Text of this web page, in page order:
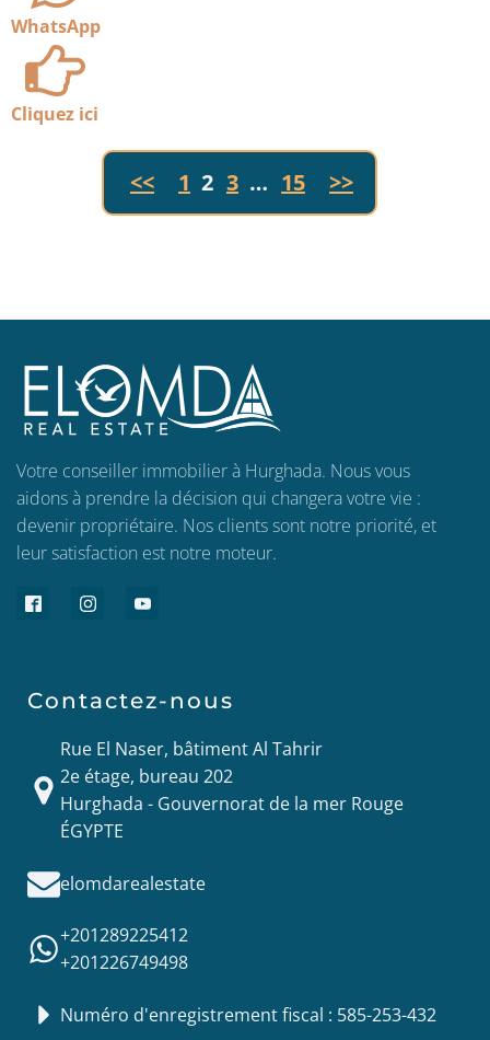
WhatsApp
Cliquez ici
<< 1 2 3 … 15 >>
Votre conseiller immobilier à Hurghada. Nous vous
aidons à prendre la décision qui changera votre vie :
devenir propriétaire. Nos clients sont notre priorité, et
leur satisfaction est notre moteur.
Contactez-nous
Rue El Naser, bâtiment Al Tahrir
2e étage, bureau 202
Hurghada - Gouvernorat de la mer Rouge
ÉGYPTE
elomdarealestate
+201289225412
+201226749498
Numéro d'enregistrement fiscal : 585-253-432